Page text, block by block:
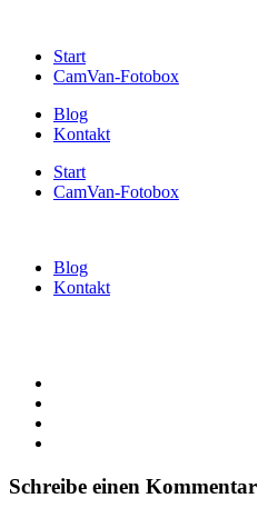
Start
CamVan-Fotobox
Blog
Kontakt
Start
CamVan-Fotobox
Blog
Kontakt
Schreibe einen Kommentar